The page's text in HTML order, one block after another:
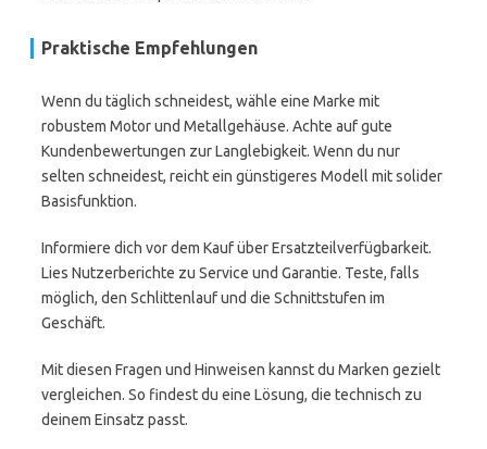
Praktische Empfehlungen
Wenn du täglich schneidest, wähle eine Marke mit
robustem Motor und Metallgehäuse. Achte auf gute
Kundenbewertungen zur Langlebigkeit. Wenn du nur
selten schneidest, reicht ein günstigeres Modell mit solider
Basisfunktion.
Informiere dich vor dem Kauf über Ersatzteilverfügbarkeit.
Lies Nutzerberichte zu Service und Garantie. Teste, falls
möglich, den Schlittenlauf und die Schnittstufen im
Geschäft.
Mit diesen Fragen und Hinweisen kannst du Marken gezielt
vergleichen. So findest du eine Lösung, die technisch zu
deinem Einsatz passt.